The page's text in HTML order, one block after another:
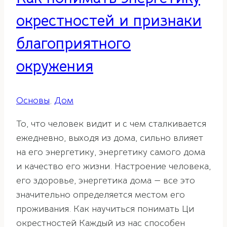
окрестностей и признаки
благоприятного
окружения
Основы, Дом
То, что человек видит и с чем сталкивается
ежедневно, выходя из дома, сильно влияет
на его энергетику, энергетику самого дома
и качество его жизни. Настроение человека,
его здоровье, энергетика дома — все это
значительно определяется местом его
проживания. Как научиться понимать Ци
окрестностей Каждый из нас способен